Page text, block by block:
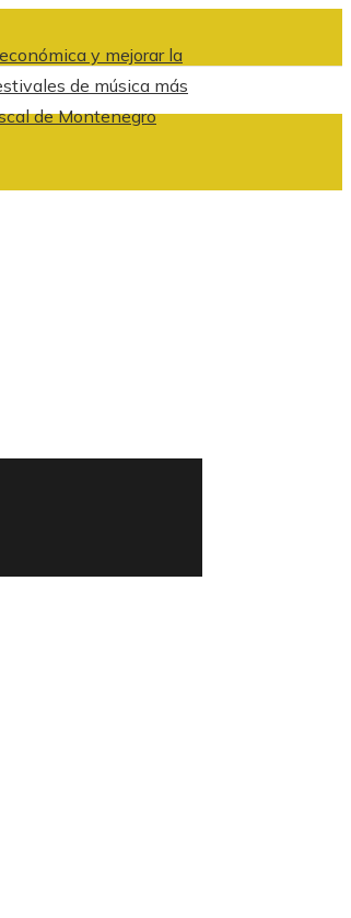
y mejorar la
de música más
de Montenegro